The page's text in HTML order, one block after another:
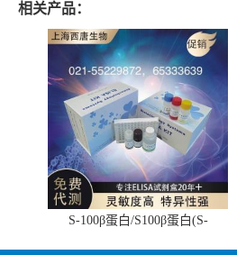
相关产品：
S-100β蛋白/S100β蛋白(S-